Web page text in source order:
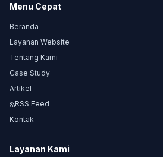
Menu Cepat
Beranda
Layanan Website
Tentang Kami
Case Study
Artikel
RSS Feed
Kontak
Layanan Kami